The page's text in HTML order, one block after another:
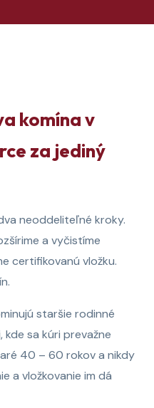
komína v
za jediný
neoddeliteľné kroky.
a vyčistíme
certifikovanú vložku.
staršie rodinné
kde sa kúri prevažne
40 – 60 rokov a nikdy
a vložkovanie im dá